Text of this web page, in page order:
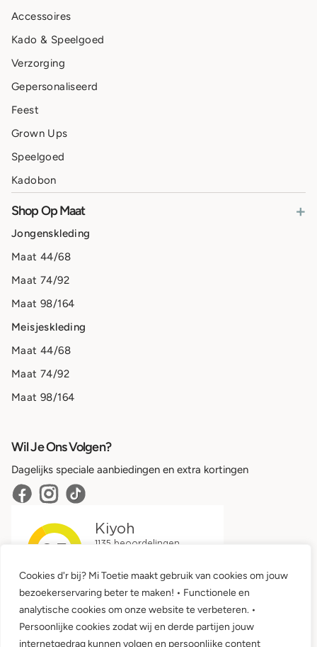
Cookies d'r bij? Mi Toetie maakt gebruik van cookies om jouw
bezoekerservaring beter te maken! • Functionele en
analytische cookies om onze website te verbeteren. •
Persoonlijke cookies zodat wij en derde partijen jouw
internetgedrag kunnen volgen en persoonlijke content
Accessoires
Kado & Speelgoed
Verzorging
Gepersonaliseerd
Feest
Grown Ups
Speelgoed
Kadobon
Shop Op Maat +
Jongenskleding
Maat 44/68
Maat 74/92
Maat 98/164
Meisjeskleding
Maat 44/68
Maat 74/92
Maat 98/164
Wil Je Ons Volgen?
Dagelijks speciale aanbiedingen en extra kortingen